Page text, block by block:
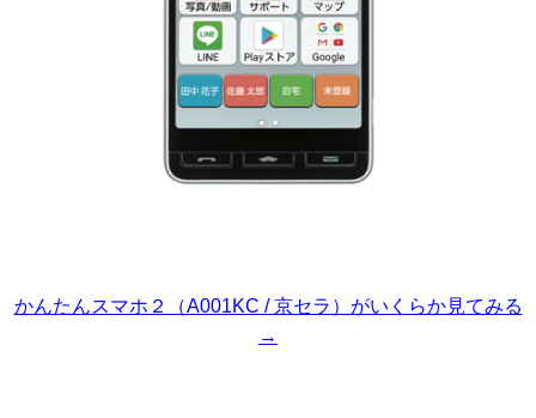
かんたんスマホ２（A001KC / 京セラ）がいくらか見てみる
→